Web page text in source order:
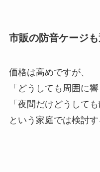
市販の防音ケージ
価格は高めですが、
「どうしても周囲に響
「夜間だけどうして
という家庭では検討